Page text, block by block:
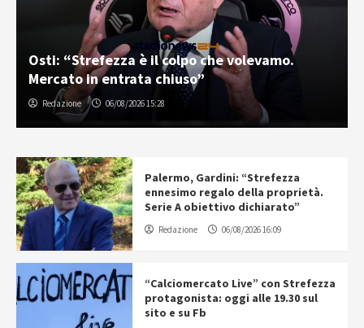
Osti: “Strefezza è il colpo che volevamo.
Mercato in entrata chiuso”
Redazione 06/08/2026 15:28
Palermo, Gardini: “Strefezza
ennesimo regalo della proprietà.
Serie A obiettivo dichiarato”
Redazione 06/08/2026 16:09
“Calciomercato Live” con Strefezza
protagonista: oggi alle 19.30 sul
sito e su Fb